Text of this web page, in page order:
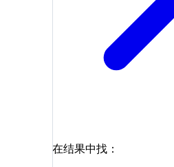
在结果中找：